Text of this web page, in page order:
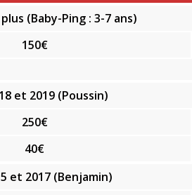
(Baby-Ping : 3-7 ans)
150€
et 2019 (Poussin)
250€
40€
et 2017 (Benjamin)